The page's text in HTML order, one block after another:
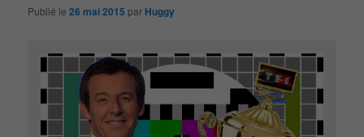
Publié le26 mai 2015 par Huggy